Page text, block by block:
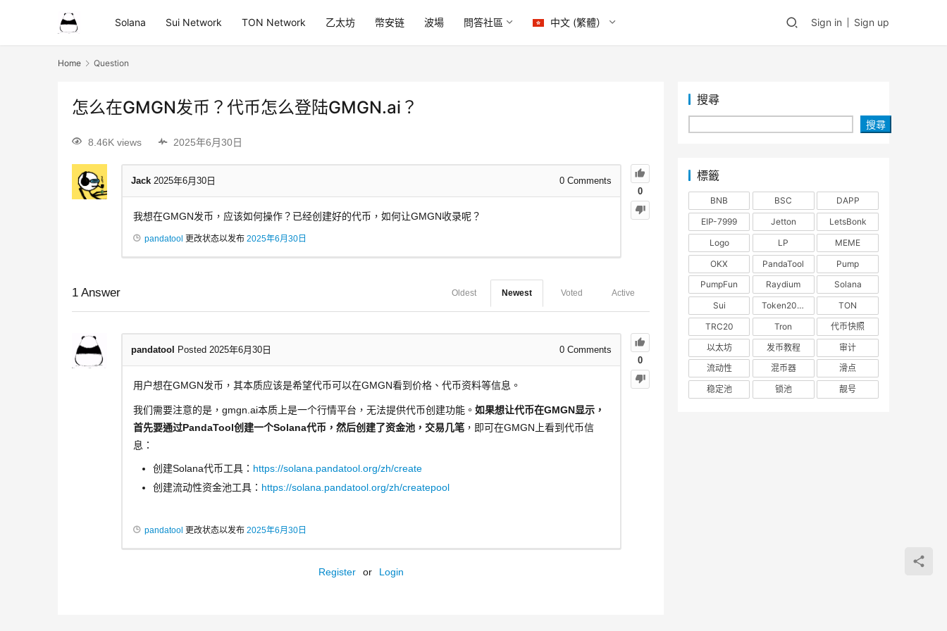
Solana Sui Network TON Network 乙太坊 幣安链 波場 問答社區 中文 (繁體） Sign in Sign up
Home Question
怎么在GMGN发币？代币怎么登陆GMGN.ai？
8.46K views 2025年6月30日
0
Jack 2025年6月30日 0 Comments
我想在GMGN发币，应该如何操作？已经创建好的代币，如何让GMGN收录呢？
pandatool 更改状态以发布 2025年6月30日
1 Answer Active
Voted
Newest
Oldest
0
pandatool Posted 2025年6月30日 0 Comments
用户想在GMGN发币，其本质应该是希望代币可以在GMGN看到价格、代币资料等信息。
我们需要注意的是，gmgn.ai本质上是一个行情平台，无法提供代币创建功能。 如果想让代币在GMGN显示，
首先要通过PandaTool创建一个Solana代币，然后创建了资金池，交易几笔 ，即可在GMGN上看到代币信
息：
创建Solana代币工具： https://solana.pandatool.org/zh/create
创建流动性资金池工具： https://solana.pandatool.org/zh/createpool
pandatool 更改状态以发布 2025年6月30日
Register or Login
搜尋
搜尋
標籤
BNB BSC
DAPP
EIP-7999
Jetton
LetsBonk
Logo
LP
MEME
OKX
PandaTool
Pump
PumpFun
Raydium
Solana
Sui
Token2022
TON
TRC20
Tron
代币快照
以太坊
发币教程
审计
流动性
混币器
滑点
稳定池
锁池 靓号